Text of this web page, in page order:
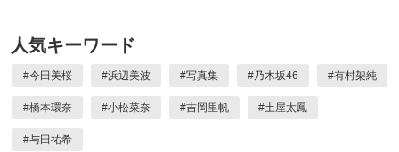
人気キーワード
#今田美桜 #浜辺美波 #写真集 #乃木坂46 #有村架純
#橋本環奈 #小松菜奈 #吉岡里帆 #土屋太鳳
#与田祐希